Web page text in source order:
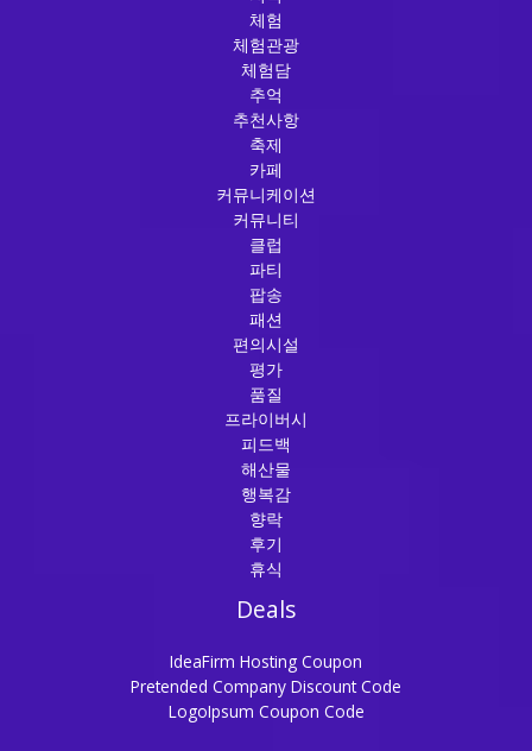
체험
체험관광
체험담
추억
추천사항
축제
카페
커뮤니케이션
커뮤니티
클럽
파티
팝송
패션
편의시설
평가
품질
프라이버시
피드백
해산물
행복감
향락
후기
휴식
Deals
IdeaFirm Hosting Coupon
Pretended Company Discount Code
LogoIpsum Coupon Code